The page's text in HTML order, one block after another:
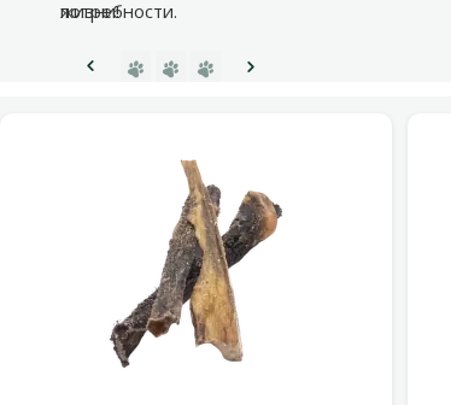
потребности.
жизни!
Предыдущая страницаСледующая страница